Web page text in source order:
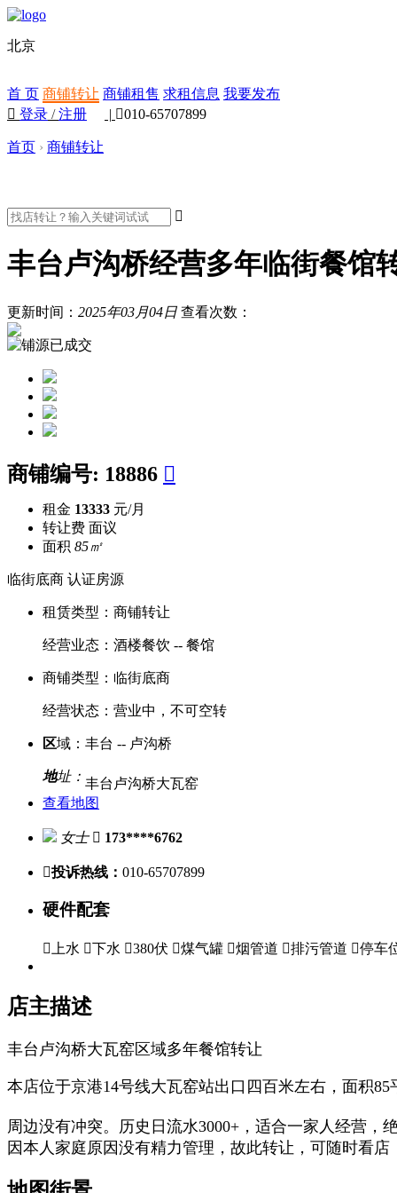
北京
首 页 商铺转让 商铺租售 求租信息 我要发布
 登录 /注册 | 010-65707899
首页 › 商铺转让

丰台卢沟桥经营多年临街餐馆
更新时间： 2025年03月04日 查看次数：
商铺编号: 18886 
租金 13333 元/月
转让费 面议
面积 85㎡
临街底商 认证房源
租赁类型： 商铺转让
经营业态： 酒楼餐饮 -- 餐馆
商铺类型： 临街底商
经营状态： 营业中，不可空转
区域： 丰台 -- 卢沟桥
地址： 丰台卢沟桥大瓦窑
查看地图
女士  173****6762
投诉热线： 010-65707899
硬件配套
 上水 下水 380伏 煤气罐 烟管道 排污管道 停车
店主描述
丰台卢沟桥大瓦窑区域多年餐馆转让
本店位于京港14号线大瓦窑站出口四百米左右，面积
周边没有冲突。历史日流水3000+，适合一家人经营，
因本人家庭原因没有精力管理，故此转让，可随时看店